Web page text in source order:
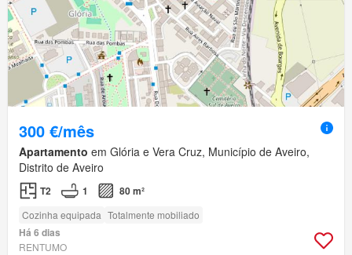
300 €/mês
Apartamento em Glória e Vera Cruz, Município de Aveiro,
Distrito de Aveiro
T2 1 80 m²
Cozinha equipada Totalmente mobiliado
Há 6 dias
RENTUMO